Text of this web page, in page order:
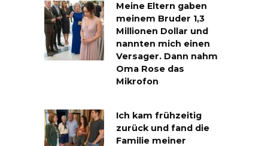
Meine Eltern gaben
meinem Bruder 1,3
Millionen Dollar und
nannten mich einen
Versager. Dann nahm
Oma Rose das
Mikrofon
Ich kam frühzeitig
zurück und fand die
Familie meiner